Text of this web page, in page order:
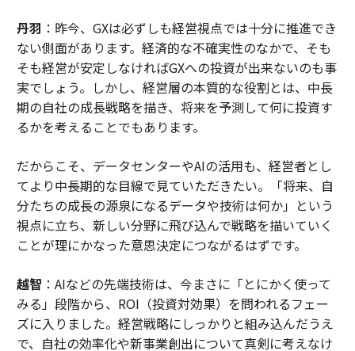
丹羽 ：昨今、GXは必ずしも経営視点では十分に推進でき
ない側面があります。経済的な不確実性のなかで、そも
そも経営が安定しなければGXへの投資が出来ないのも事
実でしょう。しかし、経営層の本質的な役割とは、中長
期の自社の成長戦略を描き、将来を予測して何に投資す
るかを考えることでもあります。
だからこそ、データセンターやAIの活用も、経営者とし
てより中長期的な目線で見ていただきたい。「将来、自
分たちの成長の源泉になるデータや技術は何か」という
視点に立ち、新しい分野に飛び込んで戦略を描いていく
ことが理にかなった意思決定につながるはずです。
越智 ：AIなどの先端技術は、今まさに「とにかく使って
みる」段階から、ROI（投資対効果）を問われるフェー
ズに入りました。経営戦略にしっかりと組み込んだうえ
で、自社の効率化や新事業創出について真剣に考えなけ